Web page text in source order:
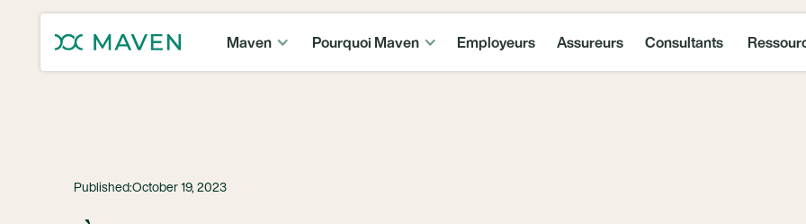
Maven Pourquoi Maven Employeurs Assureurs Consultants
Published:October 19, 2023